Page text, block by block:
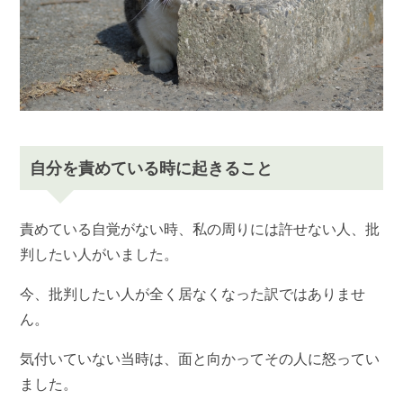
自分を責めている時に起きること
責めている自覚がない時、私の周りには許せない人、批
判したい人がいました。
今、批判したい人が全く居なくなった訳ではありませ
ん。
気付いていない当時は、面と向かってその人に怒ってい
ました。